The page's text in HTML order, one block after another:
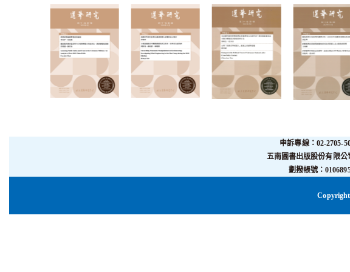
申訴專線：02-2705-
五南圖書出版股份有限
劃撥帳號：